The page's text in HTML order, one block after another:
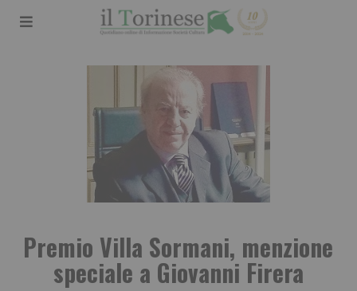
Premio Villa Sormani, menzione
speciale a Giovanni Firera